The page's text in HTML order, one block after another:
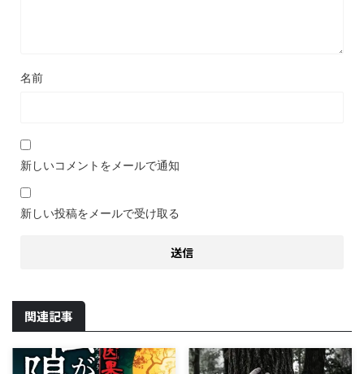
名前
新しいコメントをメールで通知
新しい投稿をメールで受け取る
関連記事